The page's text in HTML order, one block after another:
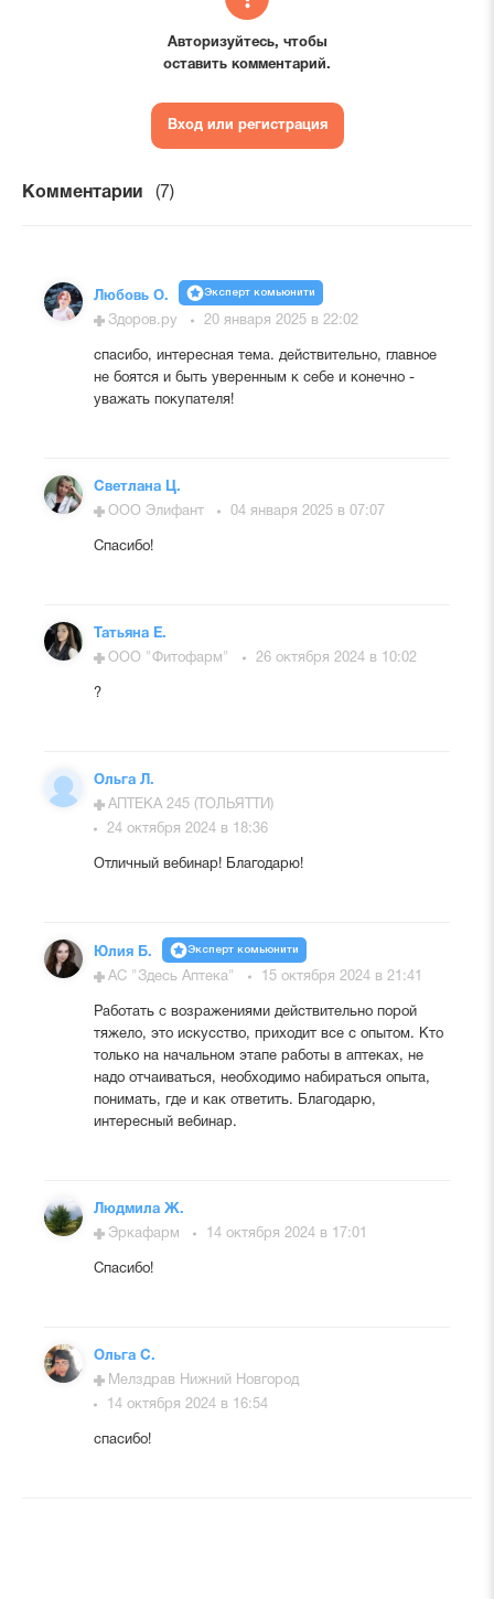
Авторизуйтесь, чтобы
оставить комментарий.
Вход или регистрация
Комментарии (7)
Любовь О. Эксперт комьюнити
Здоров.ру 20 января 2025 в 22:02
спасибо, интересная тема. действительно, главное
не боятся и быть уверенным к себе и конечно -
уважать покупателя!
Светлана Ц.
ООО Элифант
04 января 2025 в 07:07
Спасибо!
Татьяна Е.
ООО "Фитофарм"
26 октября 2024 в 10:02
?
Ольга Л.
АПТЕКА 245 (ТОЛЬЯТТИ)
24 октября 2024 в 18:36
Отличный вебинар! Благодарю!
Юлия Б. Эксперт комьюнити
АС "Здесь Аптека" 15 октября 2024 в 21:41
Работать с возражениями действительно порой
тяжело, это искусство, приходит все с опытом. Кто
только на начальном этапе работы в аптеках, не
надо отчаиваться, необходимо набираться опыта,
понимать, где и как ответить. Благодарю,
интересный вебинар.
Людмила Ж.
Эркафарм
14 октября 2024 в 17:01
Спасибо!
Ольга С.
Мелздрав Нижний Новгород
14 октября 2024 в 16:54
спасибо!